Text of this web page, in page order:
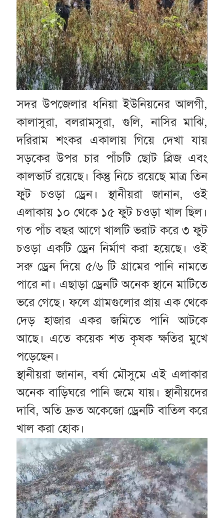
সদর উপজেলার ধনিয়া ইউনিয়নের আলগী,
কালাসুরা, বলরামসুরা, গুলি, নাসির মাঝি,
দরিরাম শংকর একালায় গিয়ে দেখা যায়
সড়কের উপর চার পাঁচটি ছোট ব্রিজ এবং
কালভার্ট রয়েছে। কিন্তু নিচে রয়েছে মাত্র তিন
ফুট চওড়া ড্রেন। স্থানীয়রা জানান, ওই
এলাকায় ১০ থেকে ১৫ ফুট চওড়া খাল ছিল।
গত পাঁচ বছর আগে খালটি ভরাট করে ৩ ফুট
চওড়া একটি ড্রেন নির্মাণ করা হয়েছে। ওই
সরু ড্রেন দিয়ে ৫/৬ টি গ্রামের পানি নামতে
পারে না। এছাড়া ড্রেনটি অনেক স্থানে মাটিতে
ভরে গেছে। ফলে গ্রামগুলোর প্রায় এক থেকে
দেড় হাজার একর জমিতে পানি আটকে
আছে। এতে কয়েক শত কৃষক ক্ষতির মুখে
পড়েছেন।
স্থানীয়রা জানান, বর্ষা মৌসুমে এই এলাকার
অনেক বাড়িঘরে পানি জমে যায়। স্থানীয়দের
দাবি, অতি দ্রুত অকেজো ড্রেনটি বাতিল করে
খাল করা হোক।